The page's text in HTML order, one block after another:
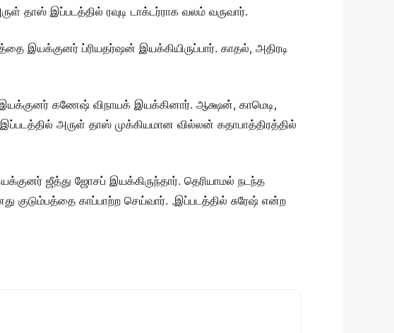
தாஸ் இப்படத்தில் ரவுடி டாக்டர்ராக வலம் வருவார்.
இயக்குனர் ப்ரியதர்ஷன் இயக்கியிருப்பார். காதல், அதிரடி
கணேஷ் விநாயக் இயக்கினார். ஆக்ஷன், காமெடி,
அருள் தாஸ் முக்கியமான வில்லன் கதாபாத்திரத்தில்
ஜீத்து ஜோசப் இயக்கிருந்தார். தெரியாமல் நடந்த
காப்பாற்ற செய்வார். .இப்படத்தில் சுரேஷ் என்ற